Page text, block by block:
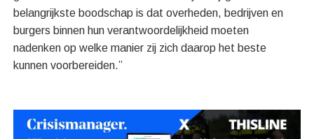
belangrijkste boodschap is dat overheden, bedrijven en
burgers binnen hun verantwoordelijkheid moeten
nadenken op welke manier zij zich daarop het beste
kunnen voorbereiden.”